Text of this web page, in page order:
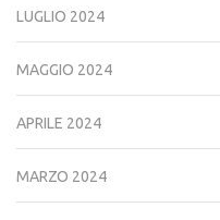
LUGLIO 2024
MAGGIO 2024
APRILE 2024
MARZO 2024